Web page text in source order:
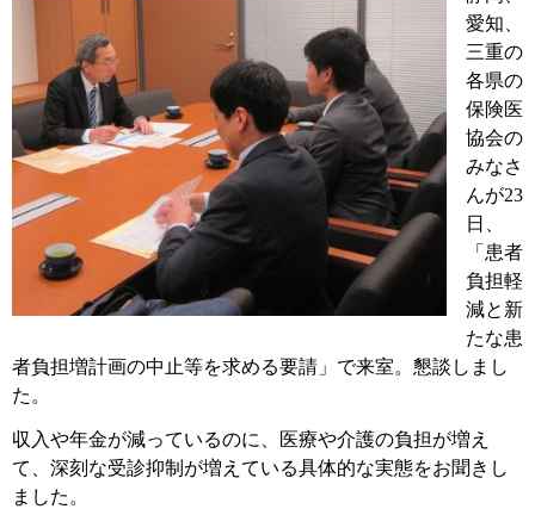
愛知、
三重の
各県の
保険医
協会の
みなさ
んが23
日、
「患者
負担軽
減と新
たな患
者負担増計画の中止等を求める要請」で来室。懇談しまし
た。
収入や年金が減っているのに、医療や介護の負担が増え
て、深刻な受診抑制が増えている具体的な実態をお聞きし
ました。